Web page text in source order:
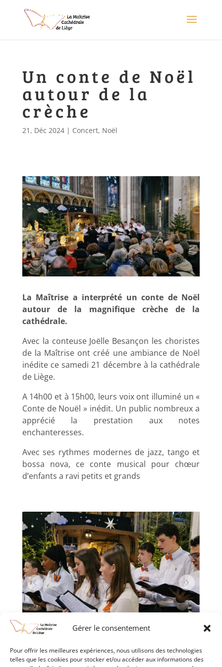
Gérer le consentement
Pour offrir les meilleures expériences, nous utilisons des technologies
telles que les cookies pour stocker et/ou accéder aux informations des
Un conte de Noël
autour de la
crèche
21, Déc 2024| Concert, Noël
La Maîtrise a interprété un conte de Noël
autour de la magnifique crèche de la
cathédrale.
Avec la conteuse Joëlle Besançon les choristes
de la Maîtrise ont créé une ambiance de Noël
inédite ce samedi 21 décembre à la cathédrale
de Liège.
A 14h00 et à 15h00, leurs voix ont illuminé un «
Conte de Nouël » inédit. Un public nombreux a
apprécié la prestation aux notes
enchanteresses.
Avec ses rythmes modernes de jazz, tango et
bossa nova, ce conte musical pour chœur
d’enfants a ravi petits et grands